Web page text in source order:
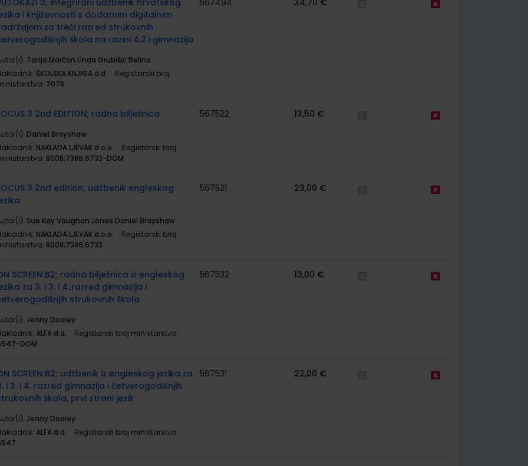
3; integrirani udžbenik hrvatskog
i književnosti s dodatnim digitalnim
za treći razred strukovnih
škola na razini 4.2 i gimnazija
Tanja Marčan Linda Grubišić Belina
ŠKOLSKA KNJIGA d.d.
Registarski broj
7078
567494 34,70 €
3 2nd EDITION; radna bilježnica
Daniel Brayshaw
NAKLADA LJEVAK d.o.o.
Registarski broj
8008;7386;6733-DOM
567522 13,50 €
3 2nd edition; udžbenik engleskog
Sue Kay Vaughan Jones Daniel Brayshaw
NAKLADA LJEVAK d.o.o.
Registarski broj
8008;7386;6733
567521 23,00 €
SCREEN B2; radna bilježnica iz engleskog
za 3. i 3. i 4..razred gimnazija i
strukovnih škola
Jenny Dooley
ALFA d.d.
Registarski broj ministarstva:
DOM
567532 13,00 €
SCREEN B2; udžbenik iz engleskog jezika za
i 3. i 4. razred gimnazija i četverogodišnjih
škola, prvi strani jezik
Jenny Dooley
ALFA d.d.
Registarski broj ministarstva:
567531 22,00 €